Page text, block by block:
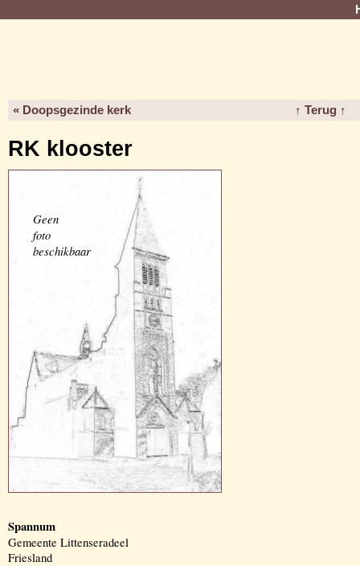
« Doopsgezinde kerk ↑ Terug ↑
RK klooster
Geen
foto
beschikbaar
Spannum
Gemeente Littenseradeel
Friesland